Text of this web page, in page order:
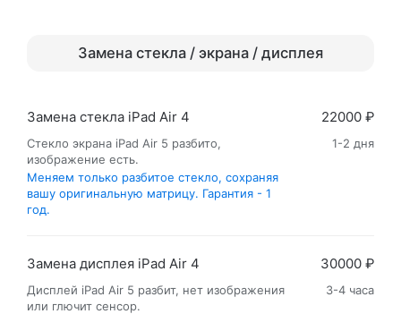
Замена стекла / экрана / дисплея
Замена стекла iPad Air 4
Стекло экрана iPad Air 5 разбито,
изображение есть.
Меняем только разбитое стекло, сохраняя
вашу оригинальную матрицу. Гарантия - 1
год.
22000 ₽
1-2 дня
Замена дисплея iPad Air 4
Дисплей iPad Air 5 разбит, нет изображения
или глючит сенсор.
30000 ₽
3-4 часа